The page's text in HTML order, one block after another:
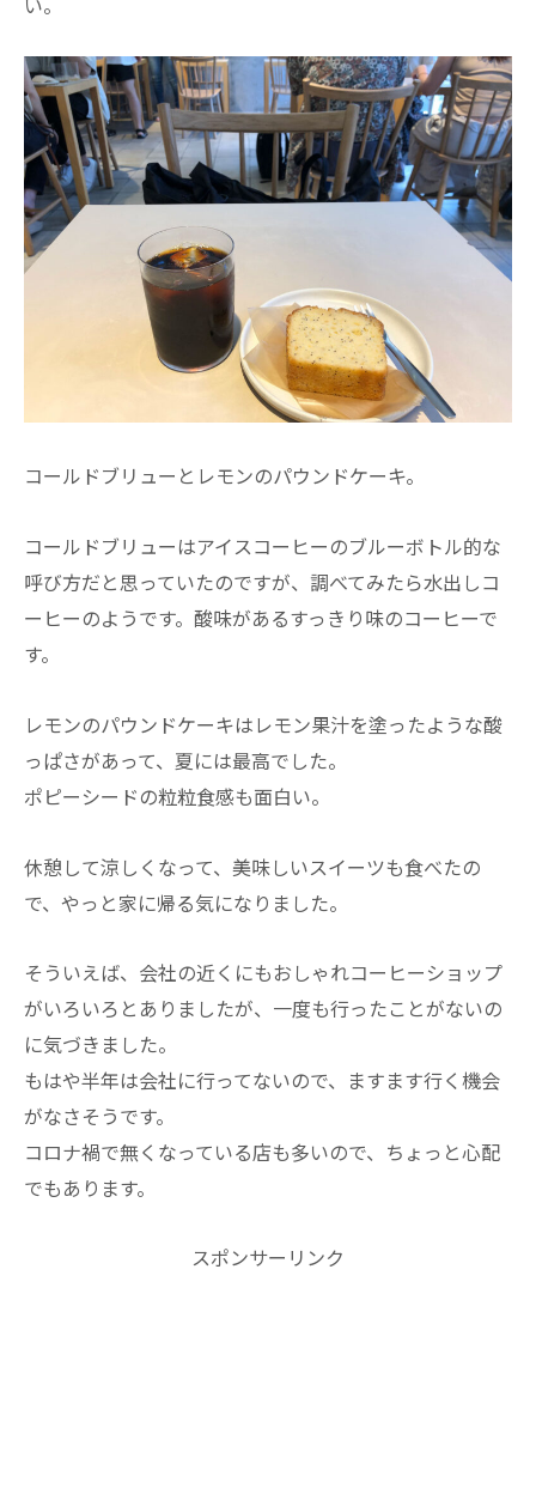
コールドブリューとレモンのパウンドケーキ。
コールドブリューはアイスコーヒーのブルーボトル的な
呼び方だと思っていたのですが、調べてみたら水出しコ
ーヒーのようです。酸味があるすっきり味のコーヒーで
す。
レモンのパウンドケーキはレモン果汁を塗ったような酸
っぱさがあって、夏には最高でした。
ポピーシードの粒粒食感も面白い。
休憩して涼しくなって、美味しいスイーツも食べたの
で、やっと家に帰る気になりました。
そういえば、会社の近くにもおしゃれコーヒーショップ
がいろいろとありましたが、一度も行ったことがないの
に気づきました。
もはや半年は会社に行ってないので、ますます行く機会
がなさそうです。
コロナ禍で無くなっている店も多いので、ちょっと心配
でもあります。
スポンサーリンク